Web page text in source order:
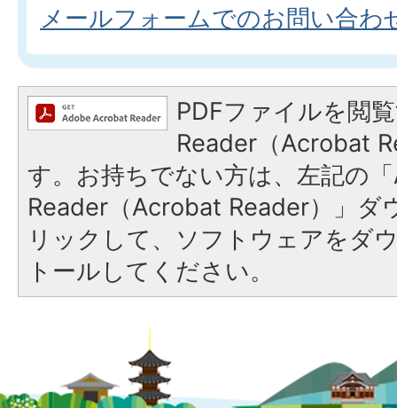
メールフォームでのお問い合わ
PDFファイルを閲
Reader（Acrobat
す。お持ちでない方は、左記の
Reader（Acrobat Reader）」ダ
リックして、ソフトウェアをダ
トールしてください。